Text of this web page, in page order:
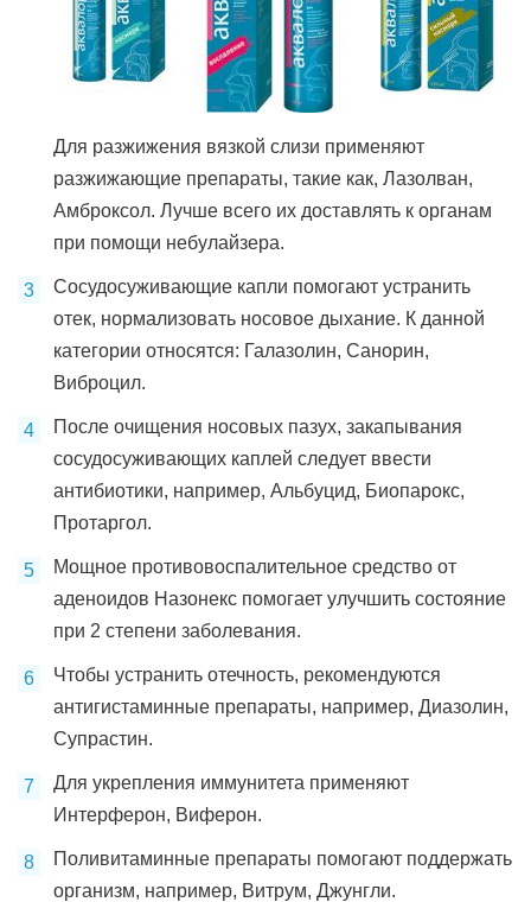
Для разжижения вязкой слизи применяют
разжижающие препараты, такие как, Лазолван,
Амброксол. Лучше всего их доставлять к органам
при помощи небулайзера.
Сосудосуживающие капли помогают устранить
отек, нормализовать носовое дыхание. К данной
категории относятся: Галазолин, Санорин,
Виброцил.
После очищения носовых пазух, закапывания
сосудосуживающих каплей следует ввести
антибиотики, например, Альбуцид, Биопарокс,
Протаргол.
Мощное противовоспалительное средство от
аденоидов Назонекс помогает улучшить состояние
при 2 степени заболевания.
Чтобы устранить отечность, рекомендуются
антигистаминные препараты, например, Диазолин,
Супрастин.
Для укрепления иммунитета применяют
Интерферон, Виферон.
Поливитаминные препараты помогают поддержать
организм, например, Витрум, Джунгли.